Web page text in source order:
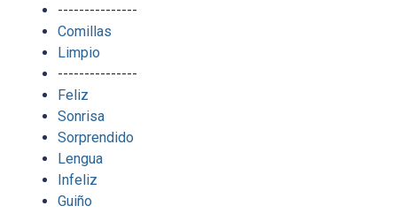
---------------
Comillas
Limpio
---------------
Feliz
Sonrisa
Sorprendido
Lengua
Infeliz
Guiño